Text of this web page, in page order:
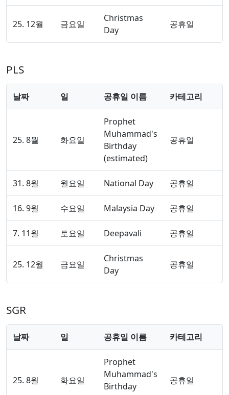
25. 12월 금요일
Christmas
Day
공휴일
PLS
날짜 일 공휴일 이름 카테고리
25. 8월 화요일
Prophet
Muhammad's
Birthday
(estimated)
공휴일
31. 8월 월요일 National Day 공휴일
16. 9월 수요일 Malaysia Day 공휴일
7. 11월 토요일 Deepavali 공휴일
25. 12월 금요일
Christmas
Day
공휴일
SGR
날짜 일 공휴일 이름 카테고리
25. 8월 화요일
Prophet
Muhammad's
Birthday
공휴일